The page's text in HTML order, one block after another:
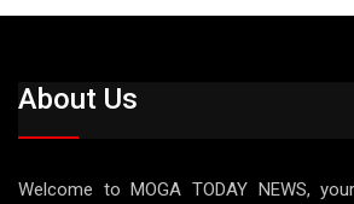
About Us
Welcome to MOGA TODAY NEWS,